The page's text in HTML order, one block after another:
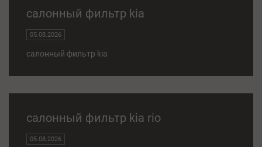
салонный фильтр kia
05.08.2026
салонный фильтр kia
салонный фильтр kia rio
05.08.2026